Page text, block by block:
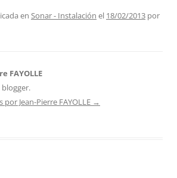
en Sonar - Instalación el 18/02/2013 por
FAYOLLE
Jean-Pierre FAYOLLE →